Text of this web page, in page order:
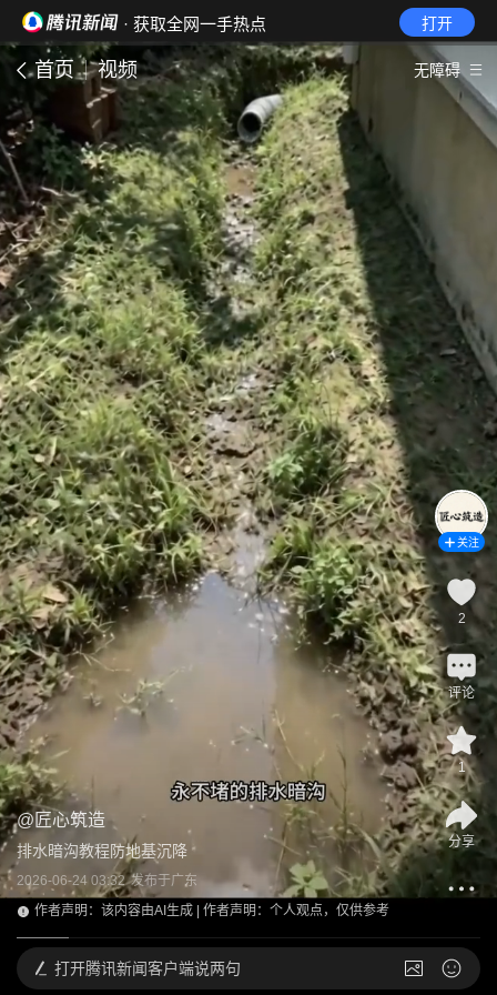
· 获取全网一手热点 打开
首页 视频 无障碍
@ 匠心筑造
排水暗沟教程防地基沉降
2026-06-24 03:32 发布于广东
作者声明：该内容由AI生成 | 作者声明：个人观点，仅供参考
关注
2
评论
1
分享
打开腾讯新闻客户端说两句